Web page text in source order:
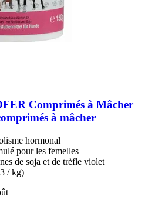
Comprimés à Mâcher
à mâcher
hormonal
pour les femelles
de soja et de trèfle violet
/ kg)